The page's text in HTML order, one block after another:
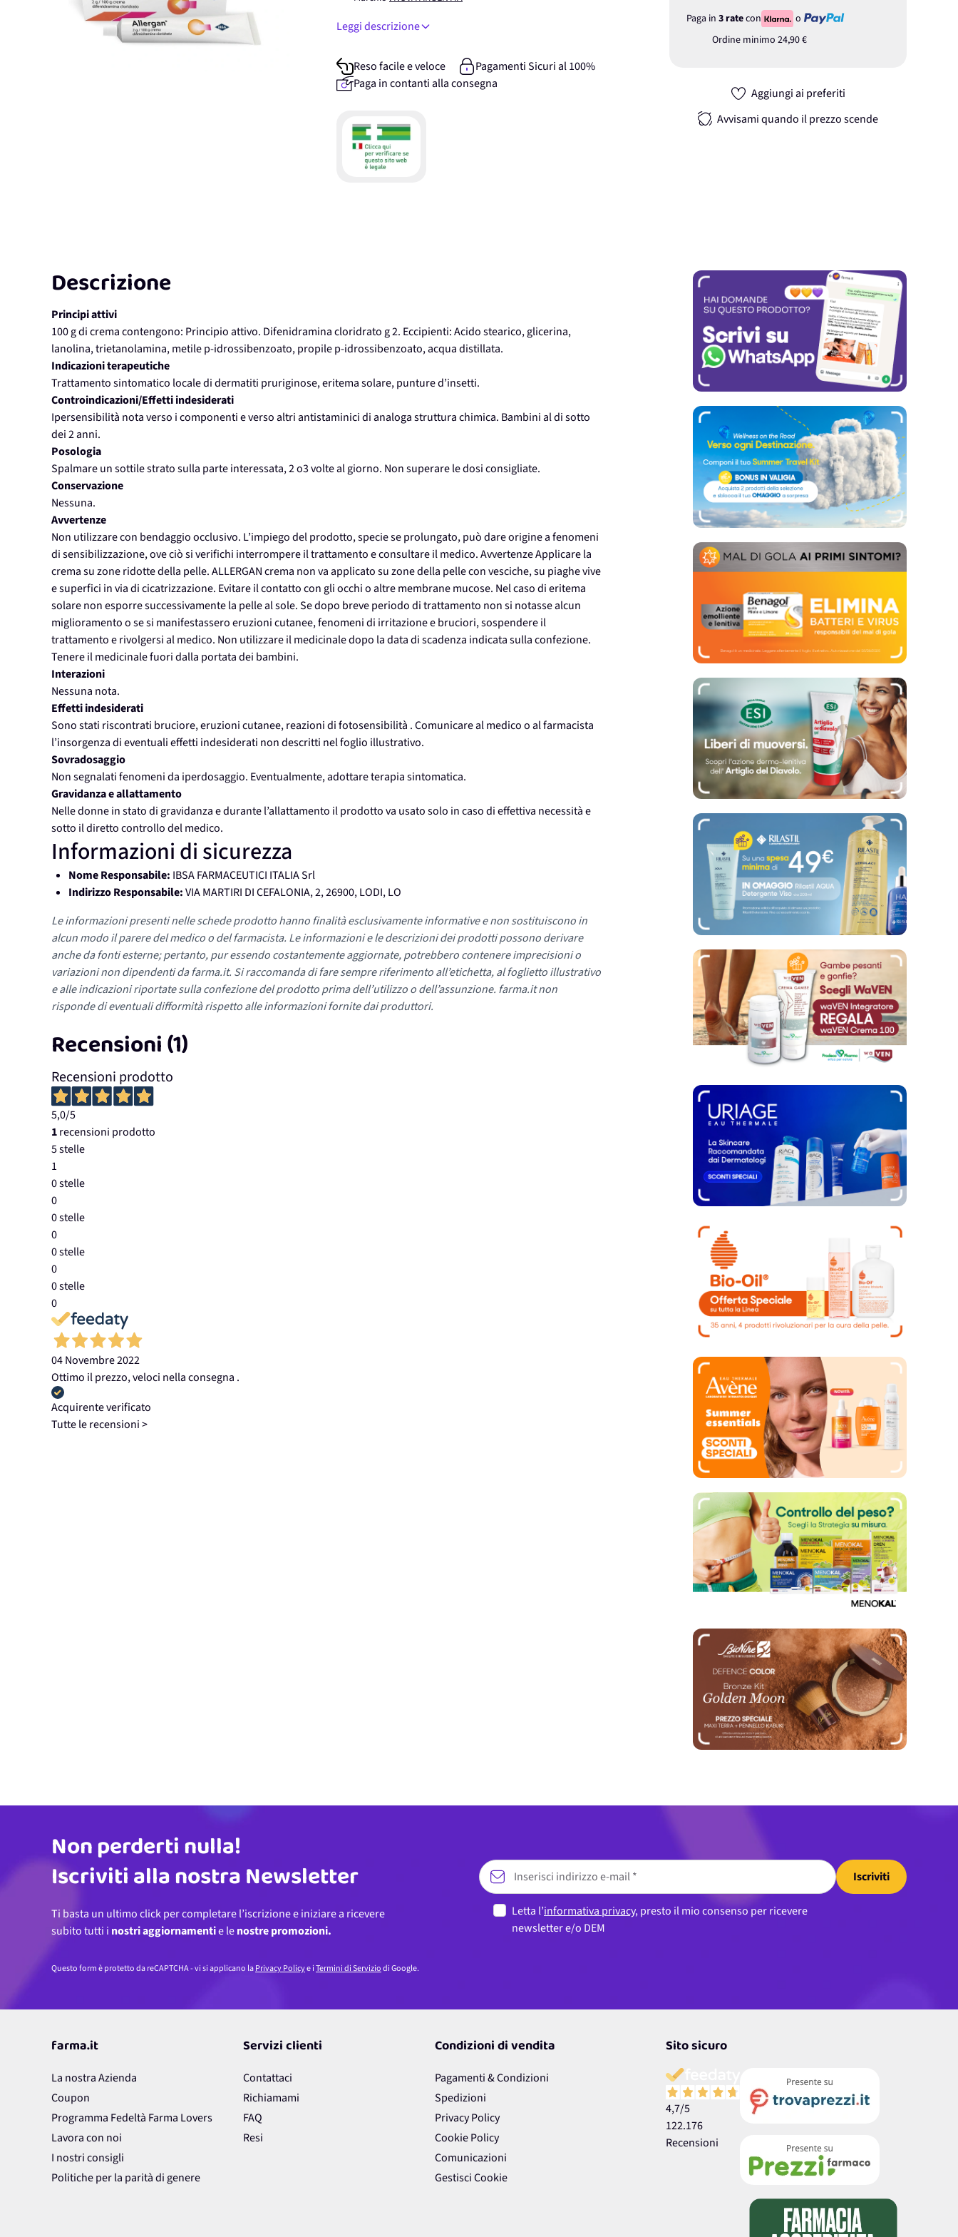
Paga in 3 ratecon
o
Ordine minimo 24,90 €
Aggiungi ai preferiti
Avvisami quando il prezzo scende
Leggi descrizione
Reso facile e veloce
Pagamenti Sicuri al 100%
Paga in contanti alla consegna
Descrizione
Principi attivi
100 g di crema contengono: Principio attivo. Difenidramina cloridrato g 2. Eccipienti: Acido stearico, glicerina,
lanolina, trietanolamina, metile p-idrossibenzoato, propile p-idrossibenzoato, acqua distillata.
Indicazioni terapeutiche
Trattamento sintomatico locale di dermatiti pruriginose, eritema solare, punture d’insetti.
Controindicazioni/Effetti indesiderati
Ipersensibilità nota verso i componenti e verso altri antistaminici di analoga struttura chimica. Bambini al di sotto
dei 2 anni.
Posologia
Spalmare un sottile strato sulla parte interessata, 2 o3 volte al giorno. Non superare le dosi consigliate.
Conservazione
Nessuna.
Avvertenze
Non utilizzare con bendaggio occlusivo. L’impiego del prodotto, specie se prolungato, può dare origine a fenomeni
di sensibilizzazione, ove ciò si verifichi interrompere il trattamento e consultare il medico. Avvertenze Applicare la
crema su zone ridotte della pelle. ALLERGAN crema non va applicato su zone della pelle con vesciche, su piaghe vive
e superfici in via di cicatrizzazione. Evitare il contatto con gli occhi o altre membrane mucose. Nel caso di eritema
solare non esporre successivamente la pelle al sole. Se dopo breve periodo di trattamento non si notasse alcun
miglioramento o se si manifestassero eruzioni cutanee, fenomeni di irritazione e bruciori, sospendere il
trattamento e rivolgersi al medico. Non utilizzare il medicinale dopo la data di scadenza indicata sulla confezione.
Tenere il medicinale fuori dalla portata dei bambini.
Interazioni
Nessuna nota.
Effetti indesiderati
Sono stati riscontrati bruciore, eruzioni cutanee, reazioni di fotosensibilità . Comunicare al medico o al farmacista
l’insorgenza di eventuali effetti indesiderati non descritti nel foglio illustrativo.
Sovradosaggio
Non segnalati fenomeni da iperdosaggio. Eventualmente, adottare terapia sintomatica.
Gravidanza e allattamento
Nelle donne in stato di gravidanza e durante l’allattamento il prodotto va usato solo in caso di effettiva necessità e
sotto il diretto controllo del medico.
Informazioni di sicurezza
Nome Responsabile: IBSA FARMACEUTICI ITALIA Srl
Indirizzo Responsabile:VIA MARTIRI DI CEFALONIA, 2, 26900, LODI, LO
Le informazioni presenti nelle schede prodotto hanno finalità esclusivamente informative e non sostituiscono in
alcun modo il parere del medico o del farmacista. Le informazioni e le descrizioni dei prodotti possono derivare
anche da fonti esterne; pertanto, pur essendo costantemente aggiornate, potrebbero contenere imprecisioni o
variazioni non dipendenti da farma.it. Si raccomanda di fare sempre riferimento all’etichetta, al foglietto illustrativo
e alle indicazioni riportate sulla confezione del prodotto prima dell’utilizzo o dell’assunzione. farma.it non
risponde di eventuali difformità rispetto alle informazioni fornite dai produttori.
Recensioni (1)
Recensioni prodotto
5,0/5
1recensioni prodotto
5 stelle
1
0 stelle
0
0 stelle
0
0 stelle
0
0 stelle
0
04 Novembre 2022
Ottimo il prezzo, veloci nella consegna .
Acquirente verificato
Tutte le recensioni >
Indirizzo email
Non perderti nulla!
Iscriviti alla nostra Newsletter
Ti basta un ultimo click per completare l’iscrizione e iniziare a ricevere
subito tutti i nostri aggiornamentie lenostre promozioni.
Iscriviti
Letta l’informativa privacy, presto il mio consenso per ricevere
newsletter e/o DEM
Questo form è protetto da reCAPTCHA - vi si applicano laPrivacy Policye iTermini di Serviziodi Google.
farma.it
La nostra Azienda
Coupon
Programma Fedeltà Farma Lovers
Lavora con noi
I nostri consigli
Politiche per la parità di genere
Servizi clienti
Contattaci
Richiamami
FAQ
Resi
Condizioni di vendita
Pagamenti & Condizioni
Spedizioni
Privacy Policy
Cookie Policy
Comunicazioni
Gestisci Cookie
Sito sicuro
4,7/5
122.176
Recensioni